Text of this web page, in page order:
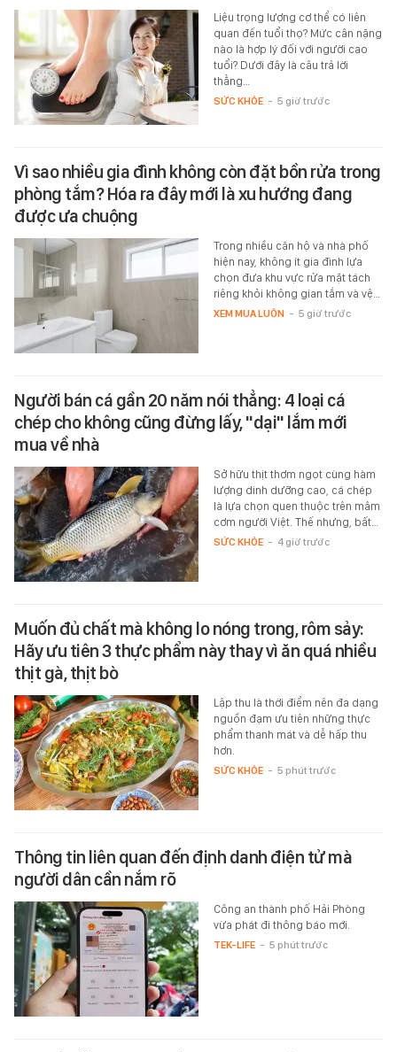
Liệu trọng lượng cơ thể có liên
quan đến tuổi thọ? Mức cân nặng
nào là hợp lý đối với người cao
tuổi? Dưới đây là câu trả lời
thẳng…
SỨC KHỎE - 5 giờ trước
Vì sao nhiều gia đình không còn đặt bồn rửa trong
phòng tắm? Hóa ra đây mới là xu hướng đang
được ưa chuộng
Trong nhiều căn hộ và nhà phố
hiện nay, không ít gia đình lựa
chọn đưa khu vực rửa mặt tách
riêng khỏi không gian tắm và vệ…
XEM MUA LUÔN - 5 giờ trước
Người bán cá gần 20 năm nói thẳng: 4 loại cá
chép cho không cũng đừng lấy, "dại" lắm mới
mua về nhà
Sở hữu thịt thơm ngọt cùng hàm
lượng dinh dưỡng cao, cá chép
là lựa chọn quen thuộc trên mâm
cơm người Việt. Thế nhưng, bất…
SỨC KHỎE - 4 giờ trước
Muốn đủ chất mà không lo nóng trong, rôm sảy:
Hãy ưu tiên 3 thực phẩm này thay vì ăn quá nhiều
thịt gà, thịt bò
Lập thu là thời điểm nên đa dạng
nguồn đạm ưu tiên những thực
phẩm thanh mát và dễ hấp thu
hơn.
SỨC KHỎE - 5 phút trước
Thông tin liên quan đến định danh điện tử mà
người dân cần nắm rõ
Công an thành phố Hải Phòng
vừa phát đi thông báo mới.
TEK-LIFE - 5 phút trước